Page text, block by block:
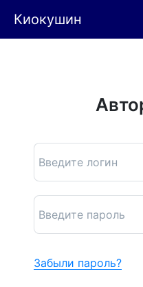
Киокушин
Забыли пароль?